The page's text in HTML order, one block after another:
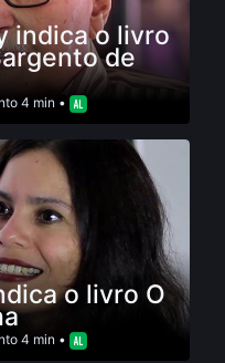
indica o livro
de
4 min •
o livro O
4 min •